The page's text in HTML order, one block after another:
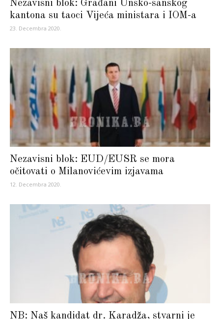
Nezavisni blok: Građani Unsko-sanskog
kantona su taoci Vijeća ministara i IOM-a
23. Decembra 2020.
Nezavisni blok: EUD/EUSR se mora
očitovati o Milanovićevim izjavama
12. Decembra 2020.
NB: Naš kandidat dr. Karadža, stvarni je